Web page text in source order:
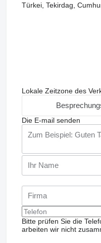
Türkei, Tekirdag,
Lokale Zeitzone des
Die E-mail senden
Bitte prüfen Sie die
arbeiten wir nicht